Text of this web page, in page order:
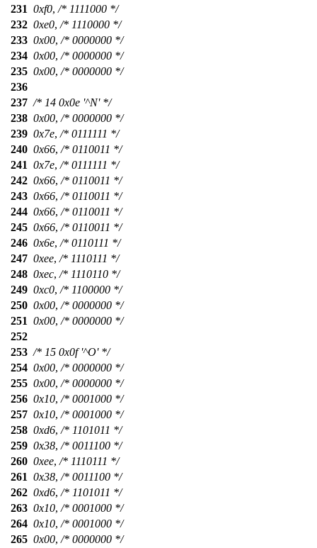
231 0xf0, /* 1111000 */
232 0xe0, /* 1110000 */
233 0x00, /* 0000000 */
234 0x00, /* 0000000 */
235 0x00, /* 0000000 */
236
237 /* 14 0x0e '^N' */
238 0x00, /* 0000000 */
239 0x7e, /* 0111111 */
240 0x66, /* 0110011 */
241 0x7e, /* 0111111 */
242 0x66, /* 0110011 */
243 0x66, /* 0110011 */
244 0x66, /* 0110011 */
245 0x66, /* 0110011 */
246 0x6e, /* 0110111 */
247 0xee, /* 1110111 */
248 0xec, /* 1110110 */
249 0xc0, /* 1100000 */
250 0x00, /* 0000000 */
251 0x00, /* 0000000 */
252
253 /* 15 0x0f '^O' */
254 0x00, /* 0000000 */
255 0x00, /* 0000000 */
256 0x10, /* 0001000 */
257 0x10, /* 0001000 */
258 0xd6, /* 1101011 */
259 0x38, /* 0011100 */
260 0xee, /* 1110111 */
261 0x38, /* 0011100 */
262 0xd6, /* 1101011 */
263 0x10, /* 0001000 */
264 0x10, /* 0001000 */
265 0x00, /* 0000000 */